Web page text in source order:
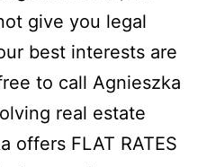
give you legal
best interests are
to call Agnieszka
real estate
offers FLAT RATES